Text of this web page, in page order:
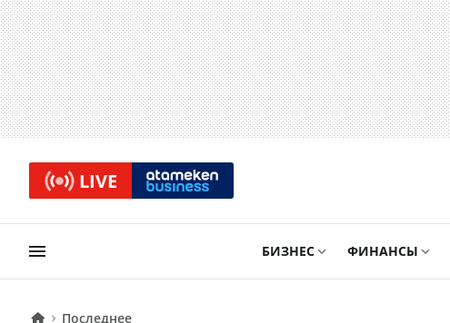
LIVE
БИЗНЕС ФИНАНСЫ
Последнее